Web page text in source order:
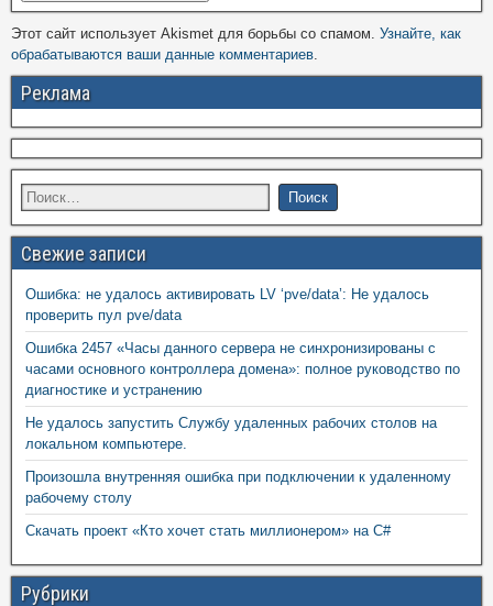
Этот сайт использует Akismet для борьбы со спамом. Узнайте, как
обрабатываются ваши данные комментариев
Реклама
Свежие записи
Ошибка: не удалось активировать LV ‘pve/data’: Не удалось
проверить пул pve/data
Ошибка 2457 «Часы данного сервера не синхронизированы с
часами основного контроллера домена»: полное руководство по
диагностике и устранению
Не удалось запустить Службу удаленных рабочих столов на
локальном компьютере.
Произошла внутренняя ошибка при подключении к удаленному
рабочему столу
Скачать проект «Кто хочет стать миллионером» на C#
Рубрики